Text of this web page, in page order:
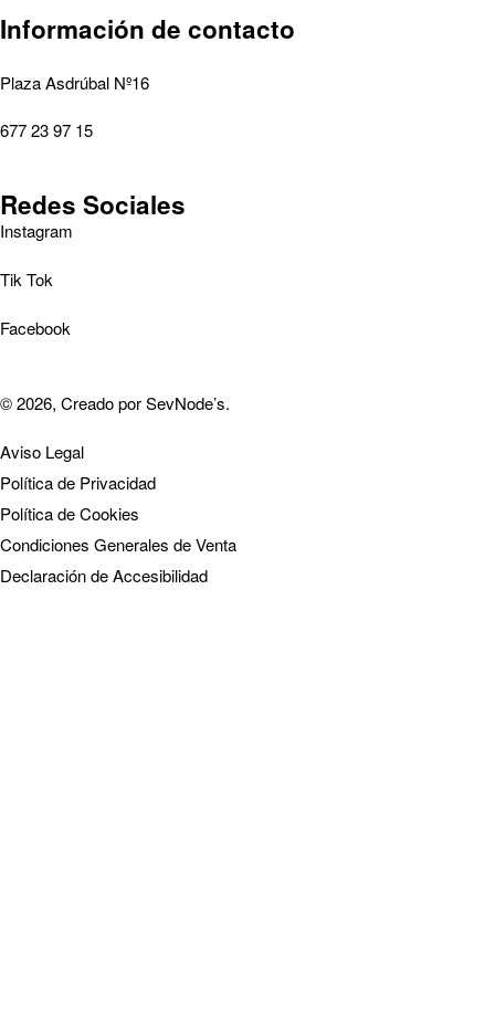
Información de contacto
Plaza Asdrúbal Nº16
677 23 97 15
Redes Sociales
Instagram
Tik Tok
Facebook
© 2026, Creado porSevNode’s.
Aviso Legal
Política de Privacidad
Política de Cookies
Condiciones Generales de Venta
Declaración de Accesibilidad